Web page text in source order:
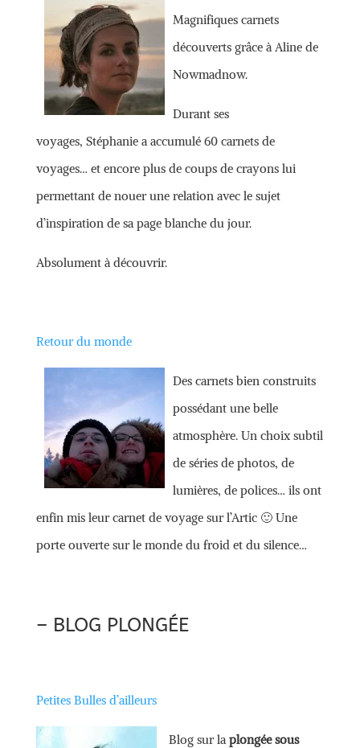
Magnifiques carnets
découverts grâce à Aline de
Nowmadnow.
Durant ses
voyages, Stéphanie a accumulé 60 carnets de
voyages… et encore plus de coups de crayons lui
permettant de nouer une relation avec le sujet
d’inspiration de sa page blanche du jour.
Absolument à découvrir.
Retour du monde
Des carnets bien construits
possédant une belle
atmosphère. Un choix subtil
de séries de photos, de
lumières, de polices… ils ont
enfin mis leur carnet de voyage sur l’Artic 🙂 Une
porte ouverte sur le monde du froid et du silence…
– BLOG PLONGÉE
Petites Bulles d’ailleurs
Blog sur laplongée sous